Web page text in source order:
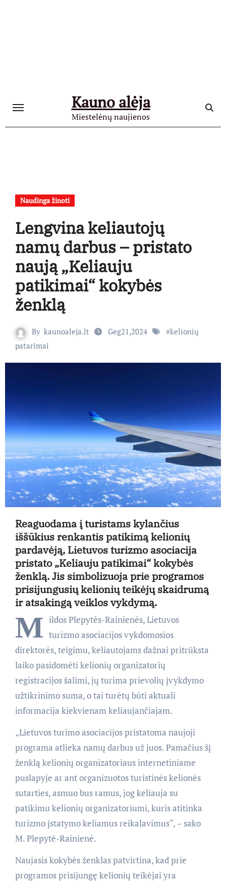
Kauno alėja
Miestelėnų naujienos
Naudinga žinoti
Lengvina keliautojų
namų darbus – pristato
naują „Keliauju
patikimai“ kokybės
ženklą
By kaunoaleja.lt Geg21,2024 #kelionių
patarimai
Reaguodama į turistams kylančius
iššūkius renkantis patikimą kelionių
pardavėją, Lietuvos turizmo asociacija
pristato „Keliauju patikimai“ kokybės
ženklą. Jis simbolizuoja prie programos
prisijungusių kelionių teikėjų skaidrumą
ir atsakingą veiklos vykdymą.
M ildos Plepytės-Rainienės, Lietuvos
turizmo asociacijos vykdomosios
direktorės, teigimu, keliautojams dažnai pritrūksta
laiko pasidomėti kelionių organizatorių
registracijos šalimi, jų turima prievolių įvykdymo
užtikrinimo suma, o tai turėtų būti aktuali
informacija kiekvienam keliaujančiajam.
„Lietuvos turimo asociacijos pristatoma naujoji
programa atlieka namų darbus už juos. Pamačius šį
ženklą kelionių organizatoriaus internetiniame
puslapyje ar ant organizuotos turistinės kelionės
sutarties, asmuo bus ramus, jog keliauja su
patikimu kelionių organizatoriumi, kuris atitinka
turizmo įstatymo keliamus reikalavimus“, – sako
M. Plepytė-Rainienė.
Naujasis kokybės ženklas patvirtina, kad prie
programos prisijungę kelionių teikėjai yra